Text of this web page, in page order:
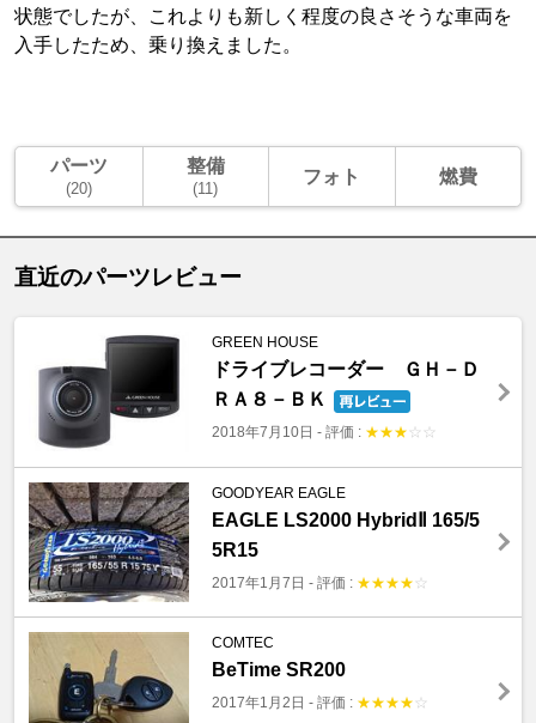
状態でしたが、これよりも新しく程度の良さそうな車両を
入手したため、乗り換えました。
パーツ
(20)
整備
(11)
フォト 燃費
直近のパーツレビュー
GREEN HOUSE
ドライブレコーダー ＧＨ－Ｄ
ＲＡ８－ＢＫ
2018年7月10日 - 評価 : ★★★ ☆ ☆
GOODYEAR EAGLE
EAGLE LS2000 HybridⅡ 165/5
5R15
2017年1月7日 - 評価 : ★★★★ ☆
COMTEC
BeTime SR200
2017年1月2日 - 評価 : ★★★★ ☆